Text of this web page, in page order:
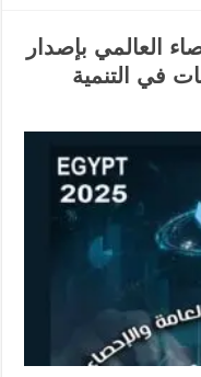
العالمي بإصدار
في التنمية